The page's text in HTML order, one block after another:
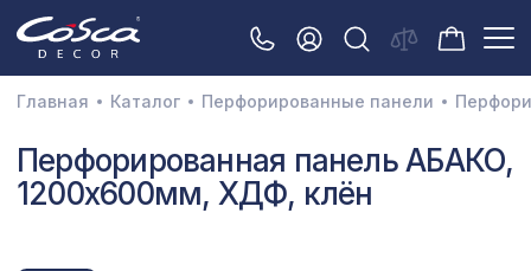
3D орнамент
Акустические панели
Главная Каталог Перфорированные панели
Перфорированная панель АБАКО,
1200х600мм, ХДФ, клён